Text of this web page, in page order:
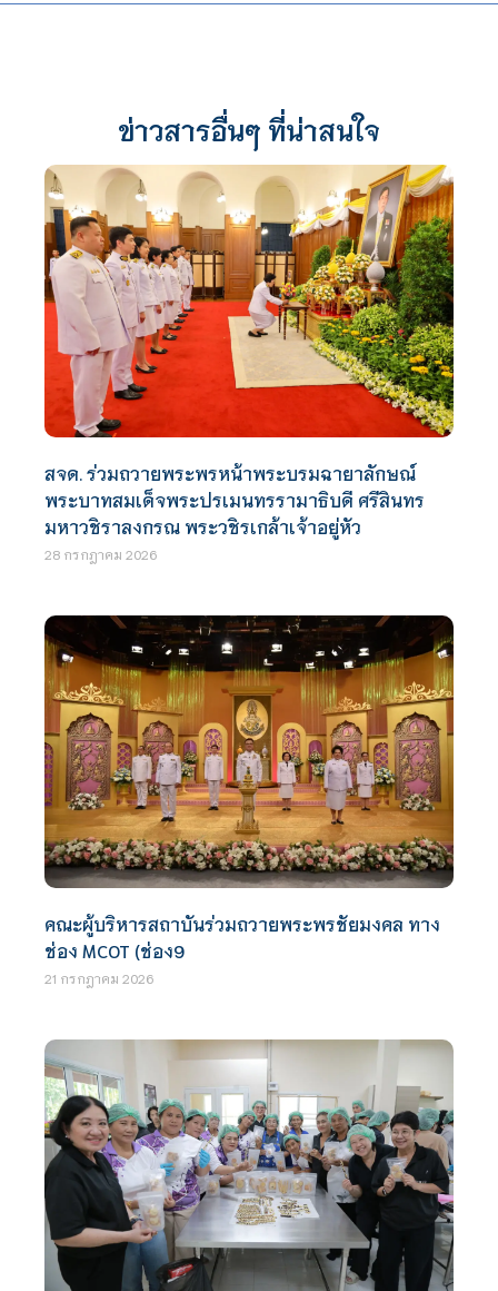
ข่าวสารอื่นๆ ที่น่าสนใจ
สจด. ร่วมถวายพระพรหน้าพระบรมฉายาลักษณ์
พระบาทสมเด็จพระปรเมนทรรามาธิบดี ศรีสินทร
มหาวชิราลงกรณ พระวชิรเกล้าเจ้าอยู่หัว
28 กรกฎาคม 2026
คณะผู้บริหารสถาบันร่วมถวายพระพรชัยมงคล ทาง
ช่อง MCOT (ช่อง9
21 กรกฎาคม 2026